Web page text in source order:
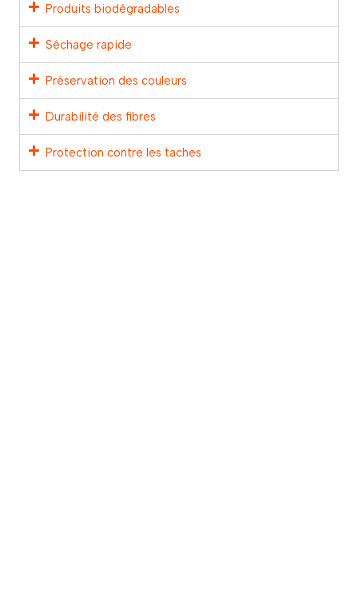
Produits biodégradables
Séchage rapide
Préservation des couleurs
Durabilité des fibres
Protection contre les taches